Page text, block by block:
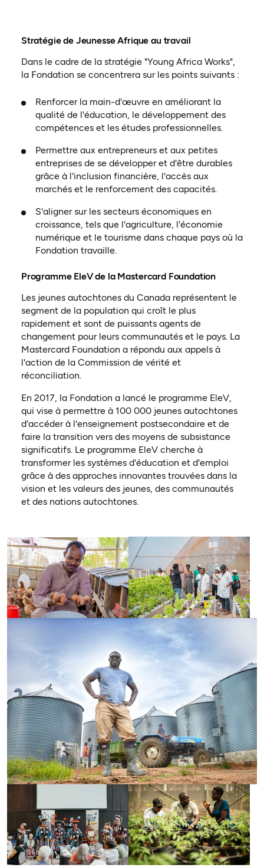
Stratégie de Jeunesse Afrique au travail
Dans le cadre de la stratégie "Young Africa Works",
la Fondation se concentrera sur les points suivants :
Renforcer la main-d'œuvre en améliorant la
qualité de l'éducation, le développement des
compétences et les études professionnelles.
Permettre aux entrepreneurs et aux petites
entreprises de se développer et d'être durables
grâce à l'inclusion financière, l'accès aux
marchés et le renforcement des capacités.
S'aligner sur les secteurs économiques en
croissance, tels que l'agriculture, l'économie
numérique et le tourisme dans chaque pays où la
Fondation travaille.
Programme EleV de la Mastercard Foundation
Les jeunes autochtones du Canada représentent le
segment de la population qui croît le plus
rapidement et sont de puissants agents de
changement pour leurs communautés et le pays. La
Mastercard Foundation a répondu aux appels à
l'action de la Commission de vérité et
réconciliation.
En 2017, la Fondation a lancé le programme EleV,
qui vise à permettre à 100 000 jeunes autochtones
d'accéder à l'enseignement postsecondaire et de
faire la transition vers des moyens de subsistance
significatifs. Le programme EleV cherche à
transformer les systèmes d'éducation et d'emploi
grâce à des approches innovantes trouvées dans la
vision et les valeurs des jeunes, des communautés
et des nations autochtones.